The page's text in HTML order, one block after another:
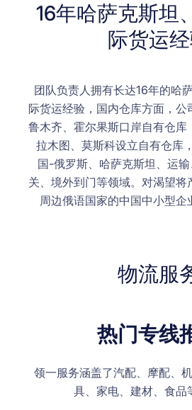
16年哈萨克斯坦
际货运
团队负责人拥有长达16年的哈
际货运经验，国内仓库方面，公
鲁木齐、霍尔果斯口岸自有仓库
拉木图、莫斯科设立自有仓库
国-俄罗斯、哈萨克斯坦、运
关、境外到门等领域。对渴望将
周边俄语国家的中国中小型企
物流服
热门专线
领一服务涵盖了汽配、摩配、
具、家电、建材、食品